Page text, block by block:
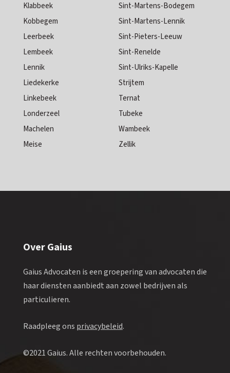
Klabbeek
Kobbegem
Leerbeek
Lembeek
Lennik
Liedekerke
Linkebeek
Londerzeel
Machelen
Meise
Sint-Martens-Bodegem
Sint-Martens-Lennik
Sint-Pieters-Leeuw
Sint-Renelde
Sint-Ulriks-Kapelle
Strijtem
Ternat
Tubeke
Wambeek
Zellik
Over Gaius
Gaius Advocaten is een groepering van advocaten die
haar diensten aanbiedt aan zowel bedrijven als
particulieren.
Raadpleeg ons privacybeleid.
©2021 Gaius. Alle rechten voorbehouden.